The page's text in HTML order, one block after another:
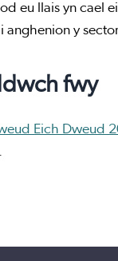
eu llais yn cael
anghenion y
fwy
Eich Dweud